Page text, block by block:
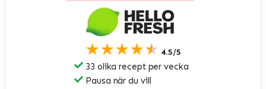
★★★★★ 4.5/5
33 olika recept per vecka
Pausa när du vill